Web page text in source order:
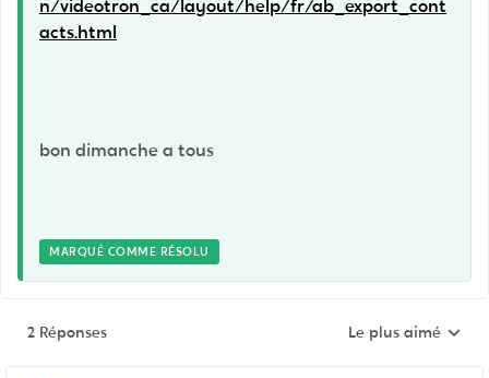
n/videotron_ca/layout/help/fr/ab_export_cont
acts.html
bon dimanche a tous
MARQUÉ COMME RÉSOLU
2 Réponses Réponses triées
Le plus aimé